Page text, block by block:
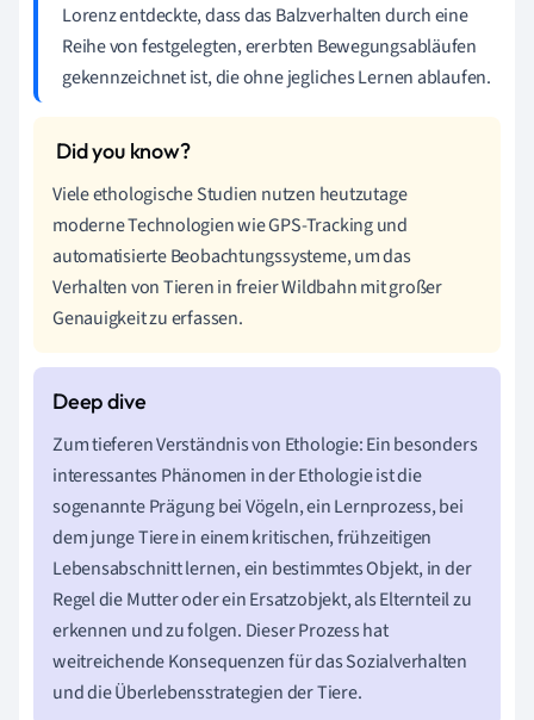
Lorenz entdeckte, dass das Balzverhalten durch eine
Reihe von festgelegten, ererbten Bewegungsabläufen
gekennzeichnet ist, die ohne jegliches Lernen ablaufen.
Viele ethologische Studien nutzen heutzutage
moderne Technologien wie GPS-Tracking und
automatisierte Beobachtungssysteme, um das
Verhalten von Tieren in freier Wildbahn mit großer
Genauigkeit zu erfassen.
Zum tieferen Verständnis von Ethologie: Ein besonders
interessantes Phänomen in der Ethologie ist die
sogenannte Prägung bei Vögeln, ein Lernprozess, bei
dem junge Tiere in einem kritischen, frühzeitigen
Lebensabschnitt lernen, ein bestimmtes Objekt, in der
Regel die Mutter oder ein Ersatzobjekt, als Elternteil zu
erkennen und zu folgen. Dieser Prozess hat
weitreichende Konsequenzen für das Sozialverhalten
und die Überlebensstrategien der Tiere.